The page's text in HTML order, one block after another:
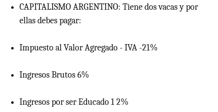
CAPITALISMO ARGENTINO: Tiene dos vacas y por
ellas debes pagar:
Impuesto al Valor Agregado - IVA -21%
Ingresos Brutos 6%
Ingresos por ser Educado 1 2%